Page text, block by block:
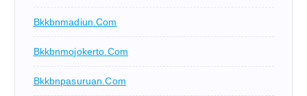
Bkkbnmadiun.com
Bkkbnmojokerto.com
Bkkbnpasuruan.com